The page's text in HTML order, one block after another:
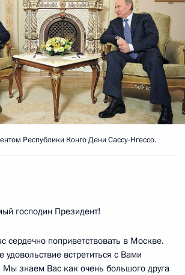
Республики Конго Дени Сассу-Нгессо.
господин Президент!
сердечно поприветствовать в Москве.
встретиться с Вами
Мы знаем Вас как очень большого друга